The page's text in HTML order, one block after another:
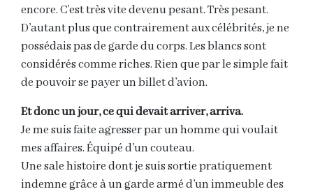
encore. C’est très vite devenu pesant. Très pesant.
D’autant plus que contrairement aux célébrités, je ne
possédais pas de garde du corps. Les blancs sont
considérés comme riches. Rien que par le simple fait
de pouvoir se payer un billet d’avion.
Et donc un jour, ce qui devait arriver, arriva.
Je me suis faite agresser par un homme qui voulait
mes affaires. Équipé d’un couteau.
Une sale histoire dont je suis sortie pratiquement
indemne grâce à un garde armé d’un immeuble des